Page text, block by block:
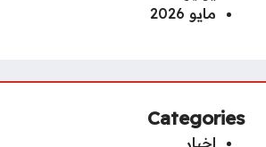
مايو 2026
Categories
اخبار